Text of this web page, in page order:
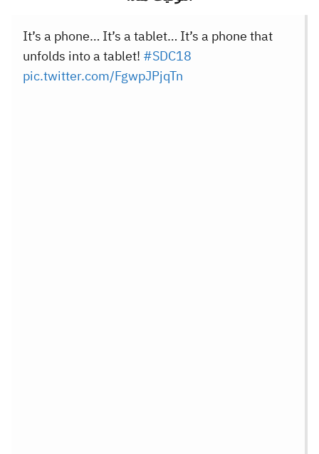
It’s a phone… It’s a tablet… It’s a phone that
unfolds into a tablet! #SDC18
pic.twitter.com/FgwpJPjqTn